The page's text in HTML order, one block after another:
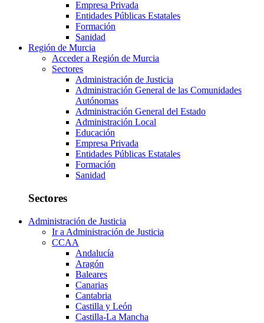
Empresa Privada
Entidades Públicas Estatales
Formación
Sanidad
Región de Murcia
Acceder a Región de Murcia
Sectores
Administración de Justicia
Administración General de las Comunidades
Autónomas
Administración General del Estado
Administración Local
Educación
Empresa Privada
Entidades Públicas Estatales
Formación
Sanidad
Sectores
Administración de Justicia
Ir a Administración de Justicia
CCAA
Andalucía
Aragón
Baleares
Canarias
Cantabria
Castilla y León
Castilla-La Mancha